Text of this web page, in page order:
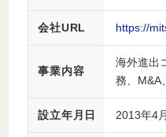
会社URL https://
事業内容
海外進出
務、M&A
設立年月日 2013年4月